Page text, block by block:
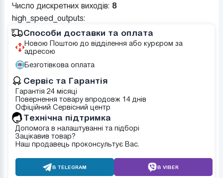
Число дискретних виходів: 8
high_speed_outputs:
Способи доставки та оплата
Новою Поштою до відділення або курєром за
адресою
Безготівкова оплата
Сервіс та Гарантія
Гарантія 24 місяці
Повернення товару впродовж 14 днів
Офіційний Сервісний центр
Tехнічна підтримка
Допомога в налаштуванні та підборі
Зацікавив товар?
Наш продавець проконсультує Вас.
В TELEGRAM В VIBER